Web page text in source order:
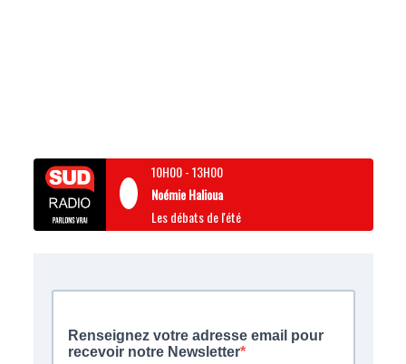
10H00-13H00
Noémie Halioua
Les débats de l'été